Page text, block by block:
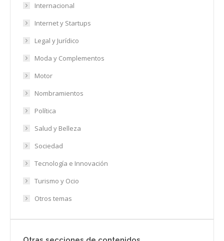
Internacional
Internet y Startups
Legal y Jurídico
Moda y Complementos
Motor
Nombramientos
Política
Salud y Belleza
Sociedad
Tecnología e Innovación
Turismo y Ocio
Otros temas